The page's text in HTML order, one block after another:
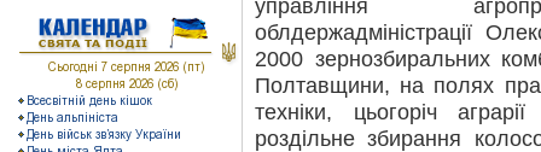
управління
облдержадміністрації
2000 зернозбиральних
Полтавщини, на полях
техніки, цьогоріч
роздільне збирання